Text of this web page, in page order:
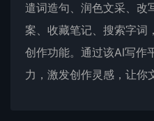
遣词造句、润色文采、改
案、收藏笔记、搜索字词
创作功能。通过该AI写作
力，激发创作灵感，让你